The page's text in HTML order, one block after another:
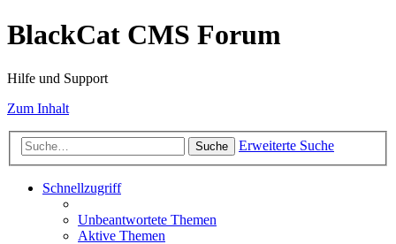
BlackCat CMS Forum
Hilfe und Support
Zum Inhalt
Suche Erweiterte Suche
Schnellzugriff
Unbeantwortete Themen
Aktive Themen